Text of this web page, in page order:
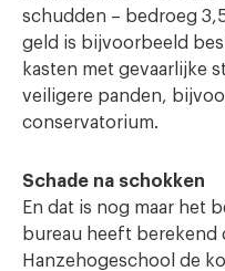
schudden – bedroeg
geld is bijvoorbeeld
kasten met gevaarlijke
veiligere panden,
conservatorium.
Schade na schokken
En dat is nog maar het
bureau heeft berekend
Hanzehogeschool de